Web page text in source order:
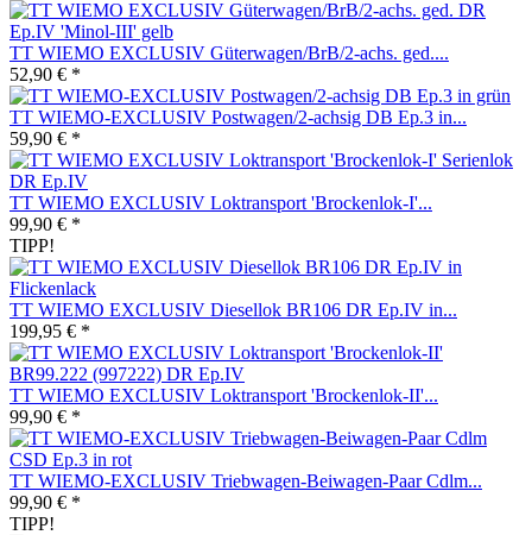
TT WIEMO EXCLUSIV Güterwagen/BrB/2-achs. ged....
52,90 € *
TT WIEMO-EXCLUSIV Postwagen/2-achsig DB Ep.3 in...
59,90 € *
TT WIEMO EXCLUSIV Loktransport 'Brockenlok-I'...
99,90 € *
TIPP!
TT WIEMO EXCLUSIV Diesellok BR106 DR Ep.IV in...
199,95 € *
TT WIEMO EXCLUSIV Loktransport 'Brockenlok-II'...
99,90 € *
TT WIEMO-EXCLUSIV Triebwagen-Beiwagen-Paar Cdlm...
99,90 € *
TIPP!